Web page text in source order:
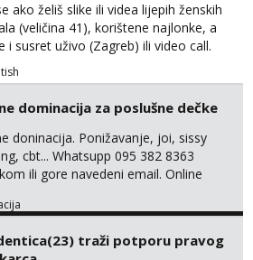
ako želiš slike ili videa lijepih ženskih
(veličina 41), korištene najlonke, a
i susret uživo (Zagreb) ili video call.
sam, lijepa i obrazovana te spremna za
i ispunjavanje želja. Molim samo
spremni na dugoročnu suradnju i koji
adekvatno platiti ono što nudim. :)
me zanima i findom Javite se sa
željama i ponudama.
dominacija za poslušne dečke
doninacija. Ponižavanje, joi, sissy
cbt... Whatsupp 095 382 8363
ili gore navedeni email. Online
nakon mjesečnog druženja . Čekam te
reći da im netko šalje moje fotke/videa
traži potporu pravog